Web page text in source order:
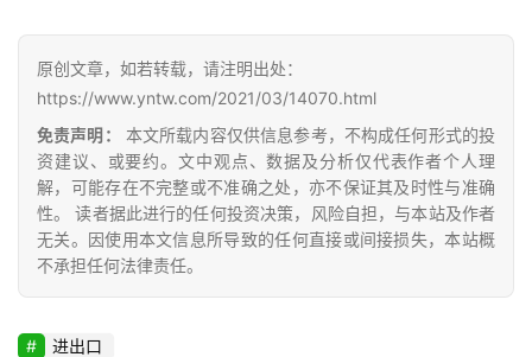
糖
网
公
众
号
现
货
报
价
原创文章，如若转载，请注明出处：
https://www.yntw.com/2021/03/14070.html
免责声明：
本文所载内容仅供信息参考，不构成任何形式的投
资建议、或要约。文中观点、数据及分析仅代表作者个人理
解，可能存在不完整或不准确之处，亦不保证其及时性与准确
性。 读者据此进行的任何投资决策，风险自担，与本站及作者
无关。因使用本文信息所导致的任何直接或间接损失，本站概
不承担任何法律责任。
进出口